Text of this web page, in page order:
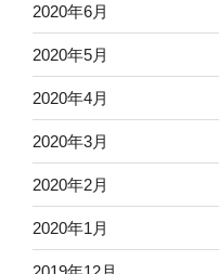
2020年6月
2020年5月
2020年4月
2020年3月
2020年2月
2020年1月